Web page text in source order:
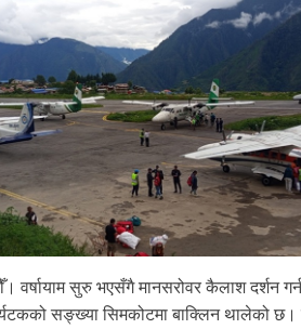
वर्षायाम सुरु भएसँगै मानसरोवर कैलाश दर्शन
सङ्ख्या सिमकोटमा बाक्लिन थालेको